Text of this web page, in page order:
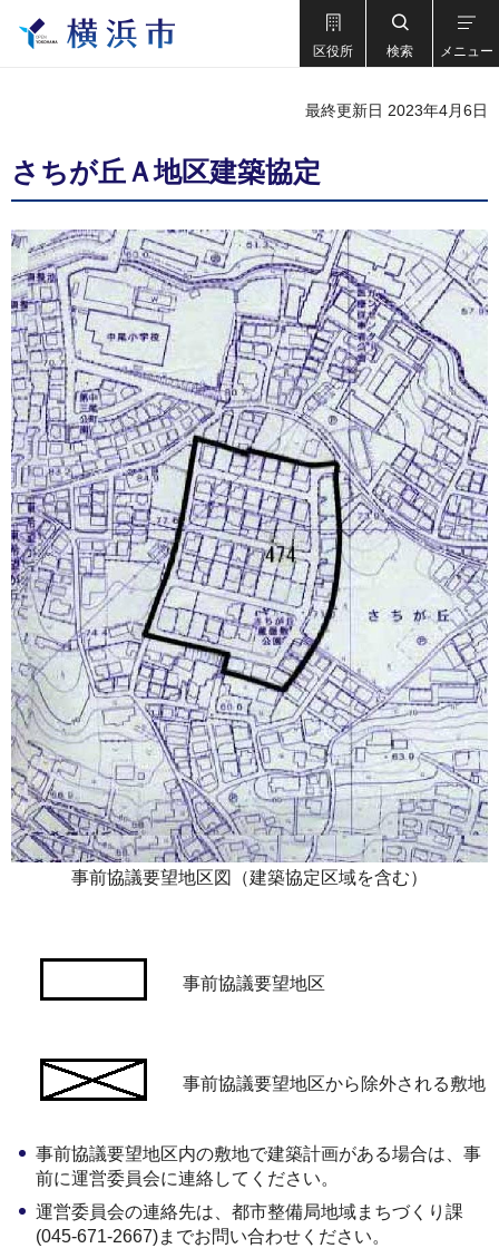
区役所 検索 メニュー
最終更新日 2023年4月6日
さちが丘Ａ地区建築協定
事前協議要望地区図（建築協定区域を含む）
事前協議要望地区
事前協議要望地区から除外される敷地
事前協議要望地区内の敷地で建築計画がある場合は、事
前に運営委員会に連絡してください。
運営委員会の連絡先は、都市整備局地域まちづくり課
(045-671-2667)までお問い合わせください。